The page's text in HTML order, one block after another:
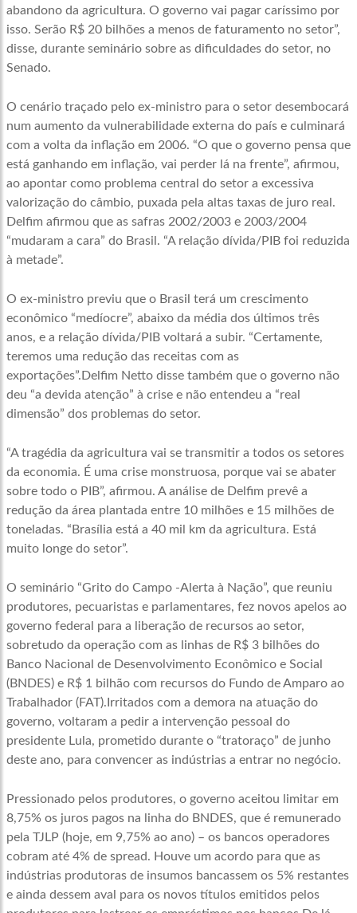
abandono da agricultura. O governo vai pagar caríssimo por
isso. Serão R$ 20 bilhões a menos de faturamento no setor”,
disse, durante seminário sobre as dificuldades do setor, no
Senado.
O cenário traçado pelo ex-ministro para o setor desembocará
num aumento da vulnerabilidade externa do país e culminará
com a volta da inflação em 2006. “O que o governo pensa que
está ganhando em inflação, vai perder lá na frente”, afirmou,
ao apontar como problema central do setor a excessiva
valorização do câmbio, puxada pela altas taxas de juro real.
Delfim afirmou que as safras 2002/2003 e 2003/2004
“mudaram a cara” do Brasil. “A relação dívida/PIB foi reduzida
à metade”.
O ex-ministro previu que o Brasil terá um crescimento
econômico “medíocre”, abaixo da média dos últimos três
anos, e a relação dívida/PIB voltará a subir. “Certamente,
teremos uma redução das receitas com as
exportações”.Delfim Netto disse também que o governo não
deu “a devida atenção” à crise e não entendeu a “real
dimensão” dos problemas do setor.
“A tragédia da agricultura vai se transmitir a todos os setores
da economia. É uma crise monstruosa, porque vai se abater
sobre todo o PIB”, afirmou. A análise de Delfim prevê a
redução da área plantada entre 10 milhões e 15 milhões de
toneladas. “Brasília está a 40 mil km da agricultura. Está
muito longe do setor”.
O seminário “Grito do Campo -Alerta à Nação”, que reuniu
produtores, pecuaristas e parlamentares, fez novos apelos ao
governo federal para a liberação de recursos ao setor,
sobretudo da operação com as linhas de R$ 3 bilhões do
Banco Nacional de Desenvolvimento Econômico e Social
(BNDES) e R$ 1 bilhão com recursos do Fundo de Amparo ao
Trabalhador (FAT).Irritados com a demora na atuação do
governo, voltaram a pedir a intervenção pessoal do
presidente Lula, prometido durante o “tratoraço” de junho
deste ano, para convencer as indústrias a entrar no negócio.
Pressionado pelos produtores, o governo aceitou limitar em
8,75% os juros pagos na linha do BNDES, que é remunerado
pela TJLP (hoje, em 9,75% ao ano) – os bancos operadores
cobram até 4% de spread. Houve um acordo para que as
indústrias produtoras de insumos bancassem os 5% restantes
e ainda dessem aval para os novos títulos emitidos pelos